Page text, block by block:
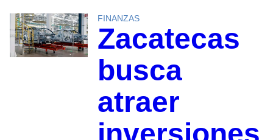
FINANZAS
Zacatecas
busca
atraer